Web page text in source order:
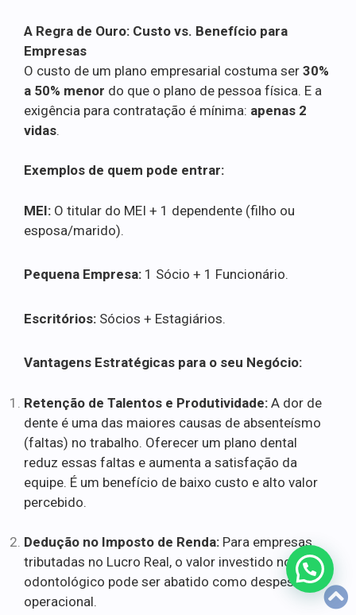
A Regra de Ouro: Custo vs. Benefício para
Empresas
O custo de um plano empresarial costuma ser 30%
a 50% menor do que o plano de pessoa física. E a
exigência para contratação é mínima: apenas 2
vidas.
Exemplos de quem pode entrar:
MEI: O titular do MEI + 1 dependente (filho ou
esposa/marido).
Pequena Empresa: 1 Sócio + 1 Funcionário.
Escritórios: Sócios + Estagiários.
Vantagens Estratégicas para o seu Negócio:
Retenção de Talentos e Produtividade: A dor de
dente é uma das maiores causas de absenteísmo
(faltas) no trabalho. Oferecer um plano dental
reduz essas faltas e aumenta a satisfação da
equipe. É um benefício de baixo custo e alto valor
percebido.
Dedução no Imposto de Renda: Para empresas
tributadas no Lucro Real, o valor investido no plano
odontológico pode ser abatido como despesa
operacional.